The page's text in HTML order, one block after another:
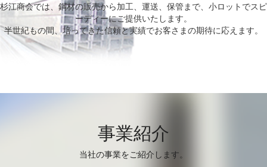
杉江商会では、鋼材の販売から加工、運送、保管まで、小ロットでスピ
ーディーにご提供いたします。
半世紀もの間、培ってきた信頼と実績でお客さまの期待に応えます。
事業紹介
当社の事業をご紹介します。